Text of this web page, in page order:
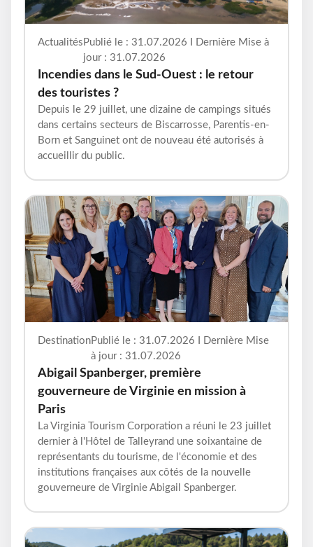
Actualités Publié le : 31.07.2026 I Dernière Mise à
jour : 31.07.2026
Incendies dans le Sud-Ouest : le retour
des touristes ?
Depuis le 29 juillet, une dizaine de campings situés
dans certains secteurs de Biscarrosse, Parentis-en-
Born et Sanguinet ont de nouveau été autorisés à
accueillir du public.
DestinationPublié le : 31.07.2026 I Dernière Mise
à jour : 31.07.2026
Abigail Spanberger, première
gouverneure de Virginie en mission à
Paris
La Virginia Tourism Corporation a réuni le 23 juillet
dernier à l'Hôtel de Talleyrand une soixantaine de
représentants du tourisme, de l'économie et des
institutions françaises aux côtés de la nouvelle
gouverneure de Virginie Abigail Spanberger.